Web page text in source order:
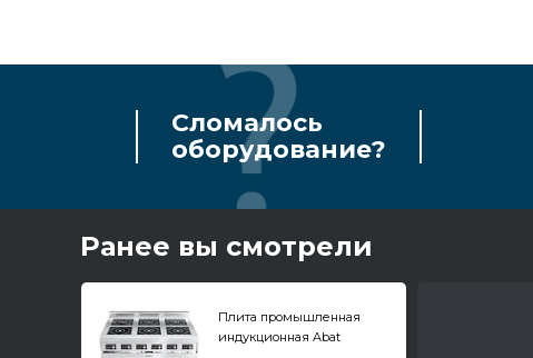
Сломалось
оборудование?
Ранее вы смотрели
Плита промышленная
индукционная Abat